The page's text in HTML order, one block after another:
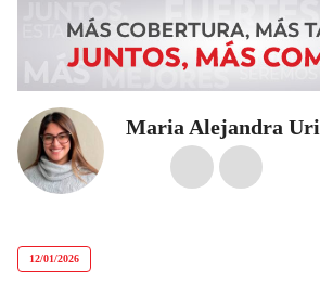
Maria Alejandra
12/01/2026